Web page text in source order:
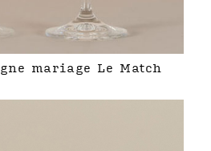
mariage Le Match